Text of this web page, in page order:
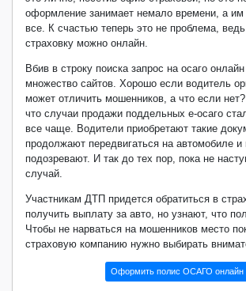
оформление занимает немало времени, а им
все. К счастью теперь это не проблема, ведь
страховку можно онлайн.
Вбив в строку поиска запрос на осаго онлайн
множество сайтов. Хорошо если водитель
может отличить мошенников, а что если
что случаи продажи поддельных е-осаго
все чаще. Водители приобретают такие
продолжают передвигаться на автомобиле и
подозревают. И так до тех пор, пока не
случай.
Участникам ДТП придется обратиться в
получить выплату за авто, но узнают, что
Чтобы не нарваться на мошенников место
страховую компанию нужно выбирать
Оформить полис ОСАГО онлайн